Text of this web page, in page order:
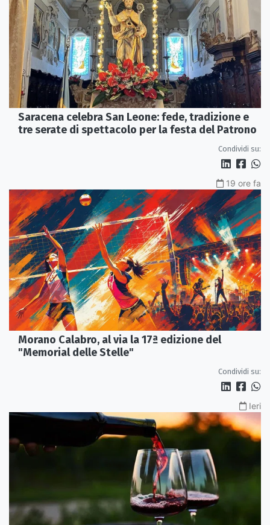
Saracena celebra San Leone: fede, tradizione e
tre serate di spettacolo per la festa del Patrono
Condividi su:
19 ore fa
Morano Calabro, al via la 17ª edizione del
"Memorial delle Stelle"
Condividi su:
Ieri